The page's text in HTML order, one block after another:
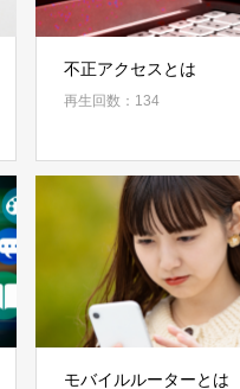
不正アクセスとは
再生回数：134
モバイルルーターとは